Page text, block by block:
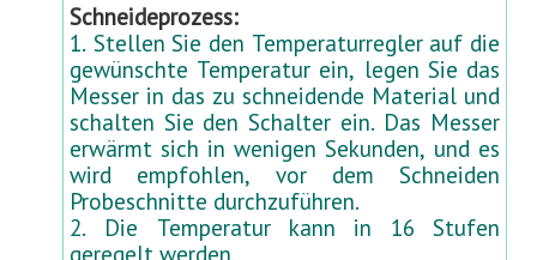
Schneideprozess:
1. Stellen Sie den Temperaturregler auf die
gewünschte Temperatur ein, legen Sie das
Messer in das zu schneidende Material und
schalten Sie den Schalter ein. Das Messer
erwärmt sich in wenigen Sekunden, und es
wird empfohlen, vor dem Schneiden
Probeschnitte durchzuführen.
2. Die Temperatur kann in 16 Stufen
geregelt werden.